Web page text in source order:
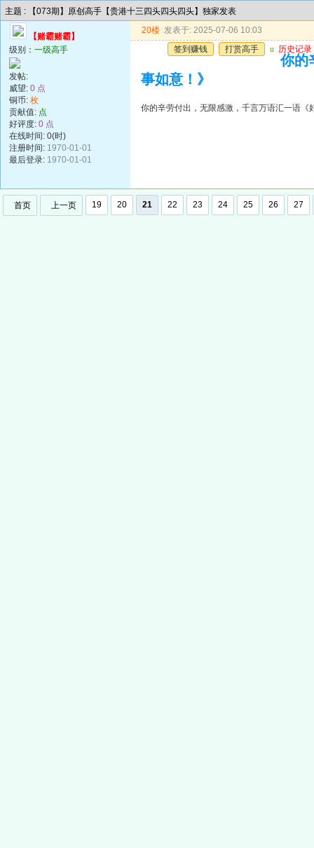
主题 : 【073期】原创高手【贵港十三四头四头四头】独家发表
【赌霸赌霸】
级别： 一级高手
发帖:
威望: 0 点
铜币: 枚
贡献值: 点
好评度: 0 点
在线时间: 0(时)
注册时间: 1970-01-01
最后登录: 1970-01-01
20楼 发表于: 2025-07-06 10:03
签到赚钱
打赏高手 u 历史记录
你的
事如意！》
你的辛劳付出，无限感激，千言万语汇一语《
首页 上一页 19 20 21 22 23 24 25 26 27